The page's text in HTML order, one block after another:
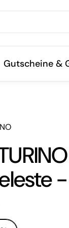
Gutscheine &